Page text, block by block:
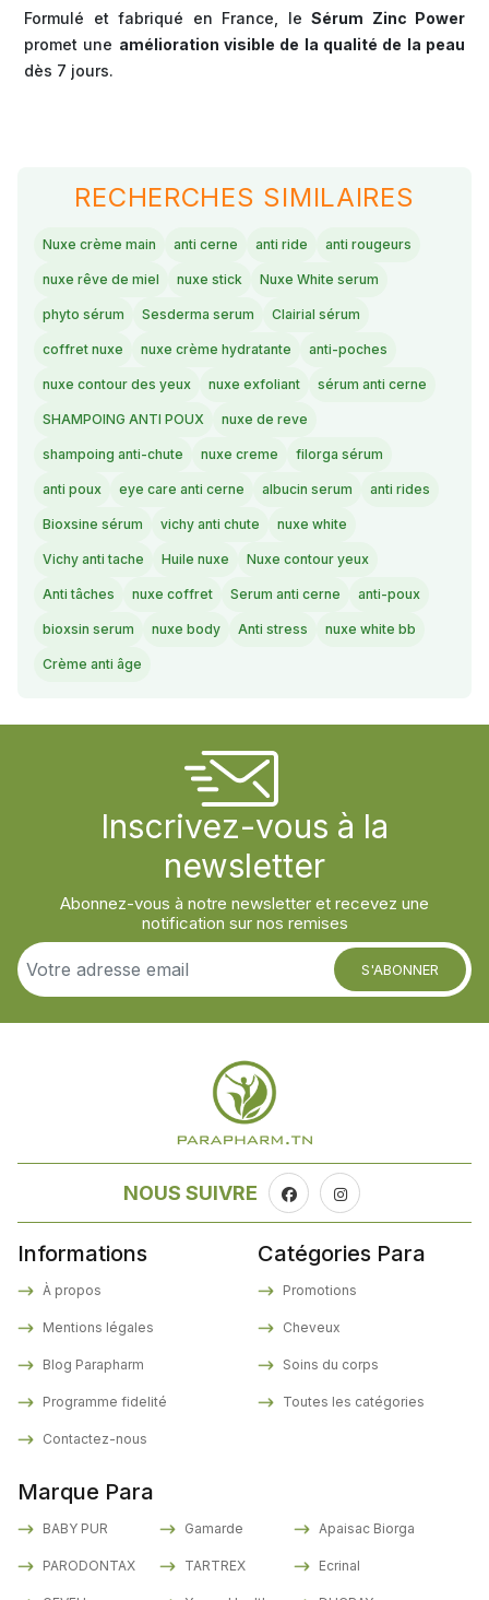
Formulé et fabriqué en France, le Sérum Zinc Power
promet une amélioration visible de la qualité de la peau
dès 7 jours.
RECHERCHES SIMILAIRES
Nuxe crème main anti cerne anti ride anti rougeurs
nuxe rêve de miel nuxe stick Nuxe White serum
phyto sérum Sesderma serum Clairial sérum
coffret nuxe nuxe crème hydratante anti-poches
nuxe contour des yeux nuxe exfoliant sérum anti cerne
SHAMPOING ANTI POUX nuxe de reve
shampoing anti-chute nuxe creme filorga sérum
anti poux eye care anti cerne albucin serum anti rides
Bioxsine sérum vichy anti chute nuxe white
Vichy anti tache Huile nuxe Nuxe contour yeux
Anti tâches nuxe coffret Serum anti cerne anti-poux
bioxsin serum nuxe body Anti stress nuxe white bb
Crème anti âge
Inscrivez-vous à la
newsletter
Abonnez-vous à notre newsletter et recevez une
notification sur nos remises
S'ABONNER
NOUS SUIVRE
Informations
À propos
Mentions légales
Blog Parapharm
Programme fidelité
Contactez-nous
Marque Para
BABY PUR
PARODONTAX
Gamarde
TARTREX
Apaisac Biorga
Ecrinal
Catégories Para
Promotions
Cheveux
Soins du corps
Toutes les catégories